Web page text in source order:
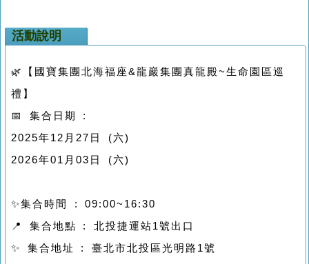
活動說明
🌿【國寶集團北海福座&龍巖集團真龍殿~生命園區巡
禮】
📅 集合日期 :
2025年12月27日 (六)
2026年01月03日 (六)
✨集合時間 : 09:00~16:30
📍 集合地點 : 北投捷運站1號出口
✨ 集合地址 : 臺北市北投區光明路1號